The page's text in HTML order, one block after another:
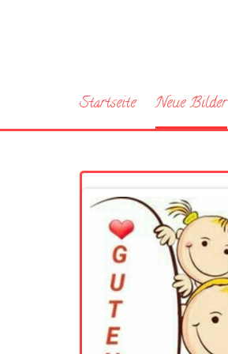
Startseite Neue Bilder